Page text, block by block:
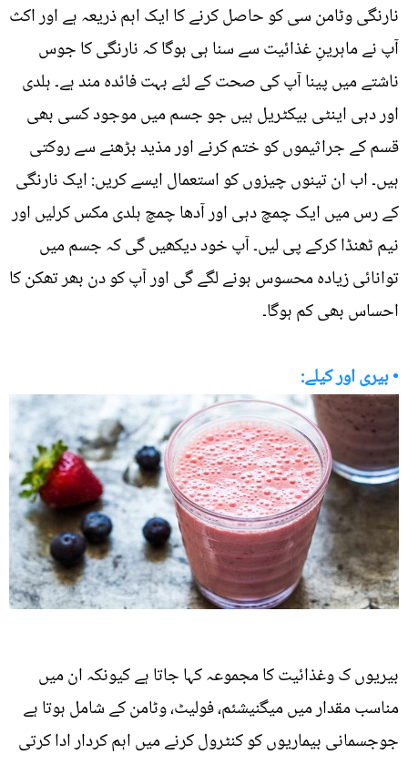
نارنگی وٹامن سی کو حاصل کرنے کا ایک اہم ذریعہ ہے اور اکث
آپ نے ماہرینِ غذائیت سے سنا ہی ہوگا کہ نارنگی کا جوس
ناشتے میں پینا آپ کی صحت کے لئے بہت فائدہ مند ہے۔ ہلدی
اور دہی اینٹی بیکٹریل ہیں جو جسم میں موجود کسی بھی
قسم کے جراثیموں کو ختم کرنے اور مذید بڑھنے سے روکتی
ہیں۔ اب ان تینوں چیزوں کو استعمال ایسے کریں: ایک نارنگی
کے رس میں ایک چمچ دہی اور آدھا چمچ ہلدی مکس کرلیں اور
نیم ٹھنڈا کرکے پی لیں۔ آپ خود دیکھیں گی کہ جسم میں
توانائی زیادہ محسوس ہونے لگے گی اور آپ کو دن بھر تھکن کا
احساس بھی کم ہوگا۔
• بیری اور کیلے:
بیریوں ک وغذائیت کا مجموعہ کہا جاتا ہے کیونکہ ان میں
مناسب مقدار میں میگنیشئم، فولیٹ، وٹامن کے شامل ہوتا ہے
جوجسمانی بیماریوں کو کنٹرول کرنے میں اہم کردار ادا کرتی